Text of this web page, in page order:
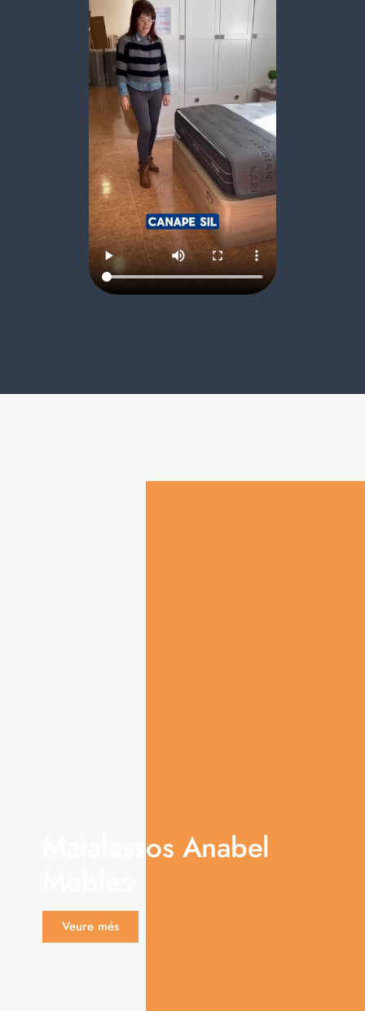
Matalassos Anabel
Veure més